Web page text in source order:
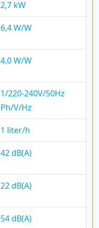
2,7 kW
6,4 W/W
4,0 W/W
1/220-240V/50Hz
Ph/V/Hz
1 liter/h
42 dB(A)
22 dB(A)
54 dB(A)